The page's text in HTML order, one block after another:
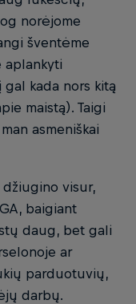
norėjome
šventėme
aplankyti
kada nors kitą
maistą). Taigi
asmeniškai
džiugino visur,
baigiant
daug, bet gali
ar
parduotuvių,
darbų.